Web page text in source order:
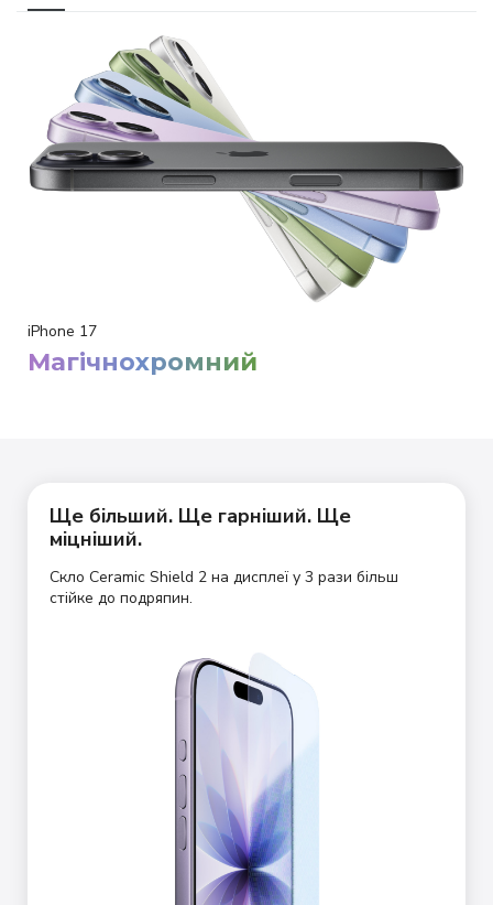
iPhone 17
Магічнохромний
Ще більший. Ще гарніший. Ще
міцніший.
Скло Ceramic Shield 2 на дисплеї у 3 рази більш
стійке до подряпин.